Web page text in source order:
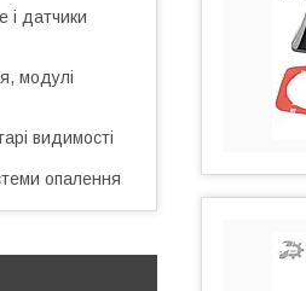
і датчики
модулі
видимості
опалення